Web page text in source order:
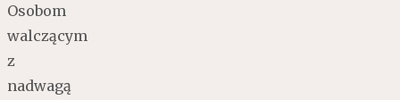
Osobom
walczącym
z
nadwagą